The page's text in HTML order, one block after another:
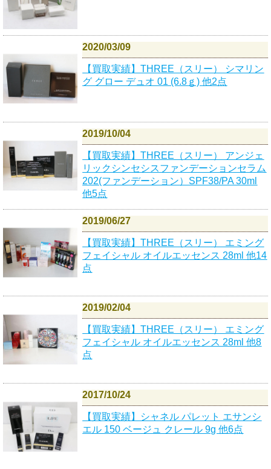
2020/03/09
【買取実績】THREE（スリー） シマリン
グ グロー デュオ 01 (6.8ｇ) 他2点
2019/10/04
【買取実績】THREE（スリー） アンジェ
リックシンセシスファンデーションセラム
202(ファンデーション）SPF38/PA 30ml
他5点
2019/06/27
【買取実績】THREE（スリー） エミング
フェイシャル オイルエッセンス 28ml 他14
点
2019/02/04
【買取実績】THREE（スリー） エミング
フェイシャル オイルエッセンス 28ml 他8
点
2017/10/24
【買取実績】シャネル パレット エサンシ
エル 150 ベージュ クレール 9g 他6点